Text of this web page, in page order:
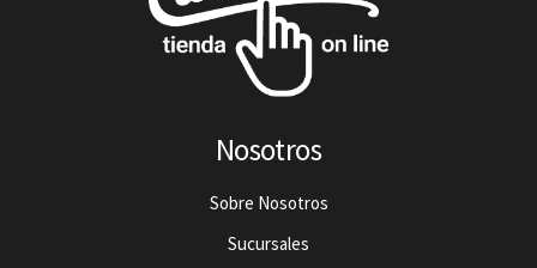
Nosotros
Sobre Nosotros
Sucursales